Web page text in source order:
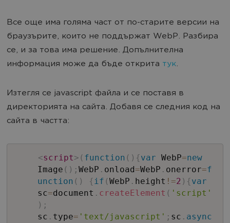
Все още има голяма част от по-старите версии на
браузърите, които не поддържат WebP. Разбира
се, и за това има решение. Допълнителна
информация може да бъде открита тук.
Изтегля се javascript файла и се поставя в
директорията на сайта. Добавя се следния код на
сайта в частта:
<script> ( function ( ) {var WebP=new
Image ( ) ; WebP . onload=WebP . onerror=f
unction ( ) { if (WebP . height !=2 ) {var
sc=document . createElement ( 'script'
) ;
sc . type= 'text/javascript' ; sc . async